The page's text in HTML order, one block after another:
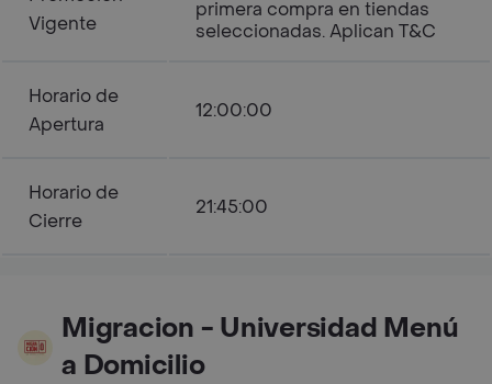
Vigente
primera compra en tiendas
seleccionadas. Aplican T&C
Horario de
Apertura
12:00:00
Horario de
Cierre
21:45:00
Migracion - Universidad Menú
a Domicilio